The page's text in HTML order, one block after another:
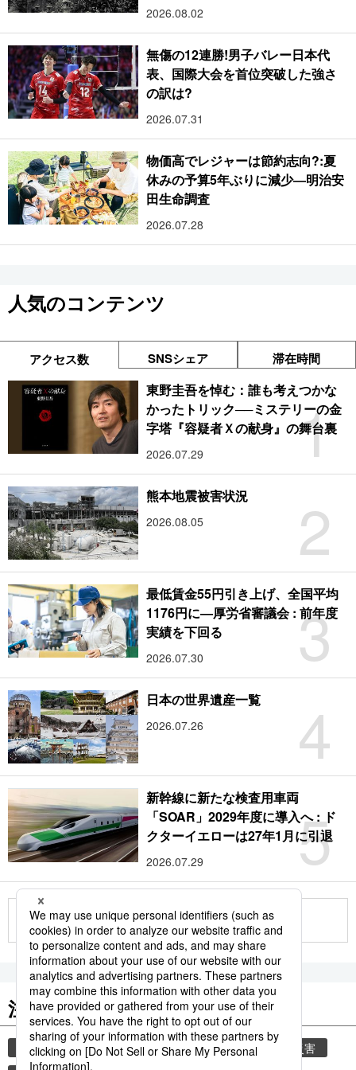
2026.08.02
無傷の12連勝!男子バレー日本代
表、国際大会を首位突破した強さ
の訳は?
2026.07.31
物価高でレジャーは節約志向?:夏
休みの予算5年ぶりに減少―明治安
田生命調査
2026.07.28
人気のコンテンツ
アクセス数 SNSシェア 滞在時間
1
東野圭吾を悼む：誰も考えつかな
かったトリック──ミステリーの金
字塔『容疑者Ｘの献身』の舞台裏
2026.07.29
2
熊本地震被害状況
2026.08.05
3
最低賃金55円引き上げ、全国平均
1176円に―厚労省審議会 : 前年度
実績を下回る
2026.07.30
4
日本の世界遺産一覧
2026.07.26
5
新幹線に新たな検査用車両
「SOAR」2029年度に導入へ : ド
クターイエローは27年1月に引退
2026.07.29
もっと見る
注目のキーワード
共同通信ニュース 気象・災害 気象庁
災害